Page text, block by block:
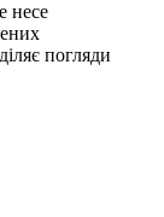
несе
погляди